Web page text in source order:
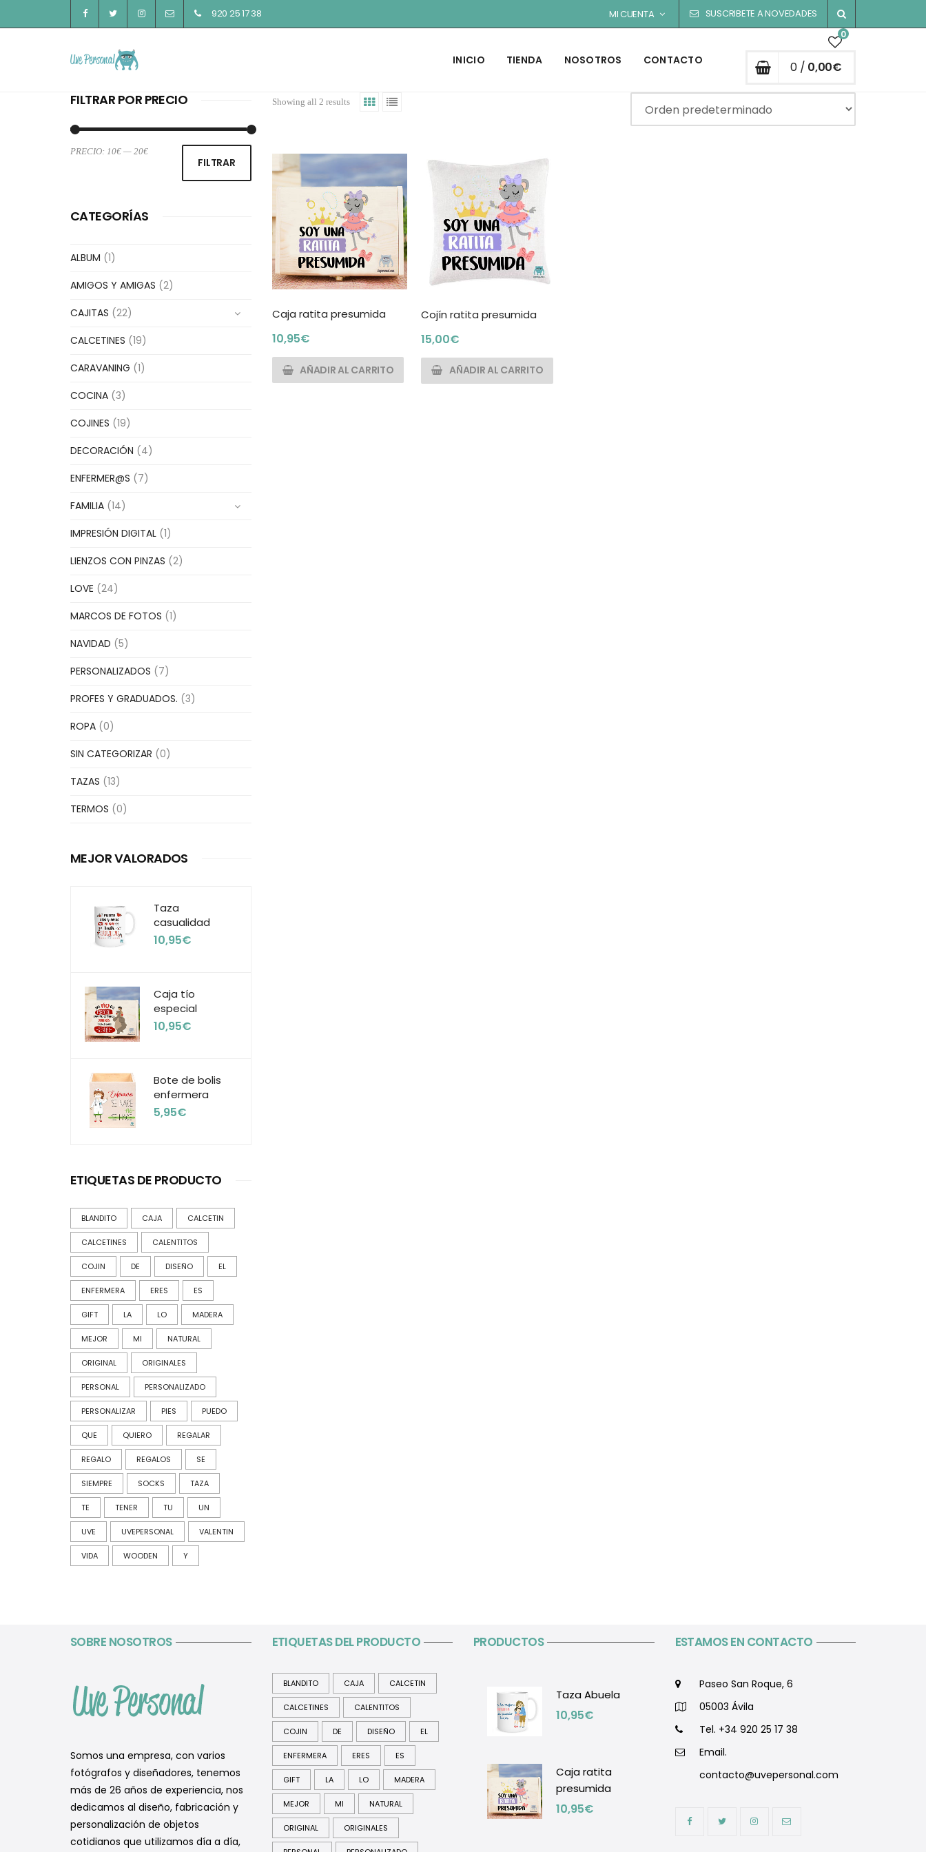
920 25 17 38 MI CUENTA SUSCRIBETE A NOVEDADES
INICIO TIENDA NOSOTROS CONTACTO
0
0 / 0,00€
Showing all 2 results
Caja ratita presumida
10,95€
AÑADIR AL CARRITO
Cojín ratita presumida
15,00€
AÑADIR AL CARRITO
FILTRAR POR PRECIO
Precio
mínimo
Precio
máximo
FILTRAR
PRECIO: 10€ — 20€
CATEGORÍAS
ALBUM (1)
AMIGOS Y AMIGAS (2)
CAJITAS (22)
CALCETINES (19)
CARAVANING (1)
COCINA (3)
COJINES (19)
DECORACIÓN (4)
ENFERMER@S (7)
FAMILIA (14)
IMPRESIÓN DIGITAL (1)
LIENZOS CON PINZAS (2)
LOVE (24)
MARCOS DE FOTOS (1)
NAVIDAD (5)
PERSONALIZADOS (7)
PROFES Y GRADUADOS. (3)
ROPA (0)
SIN CATEGORIZAR (0)
TAZAS (13)
TERMOS (0)
MEJOR VALORADOS
Taza
casualidad
10,95€
Caja tío
especial
10,95€
Bote de bolis
enfermera
5,95€
ETIQUETAS DE PRODUCTO
BLANDITO CAJA CALCETIN
CALCETINES CALENTITOS
COJIN DE DISEÑO EL
ENFERMERA ERES ES
GIFT LA LO MADERA
MEJOR MI NATURAL
ORIGINAL ORIGINALES
PERSONAL PERSONALIZADO
PERSONALIZAR PIES PUEDO
QUE QUIERO REGALAR
REGALO REGALOS SE
SIEMPRE SOCKS TAZA
TE TENER TU UN
UVE UVEPERSONAL VALENTIN
VIDA WOODEN Y
SOBRE NOSOTROS
Somos una empresa, con varios
fotógrafos y diseñadores, tenemos
más de 26 años de experiencia, nos
dedicamos al diseño, fabricación y
personalización de objetos
cotidianos que utilizamos día a día,
ETIQUETAS DEL PRODUCTO
BLANDITO CAJA CALCETIN
CALCETINES CALENTITOS
COJIN DE DISEÑO EL
ENFERMERA ERES ES
GIFT LA LO MADERA
MEJOR MI NATURAL
ORIGINAL ORIGINALES
PRODUCTOS
Taza Abuela
10,95€
Caja ratita
presumida
10,95€
ESTAMOS EN CONTACTO
Paseo San Roque, 6
05003 Ávila
Tel. +34 920 25 17 38
Email.
contacto@uvepersonal.com